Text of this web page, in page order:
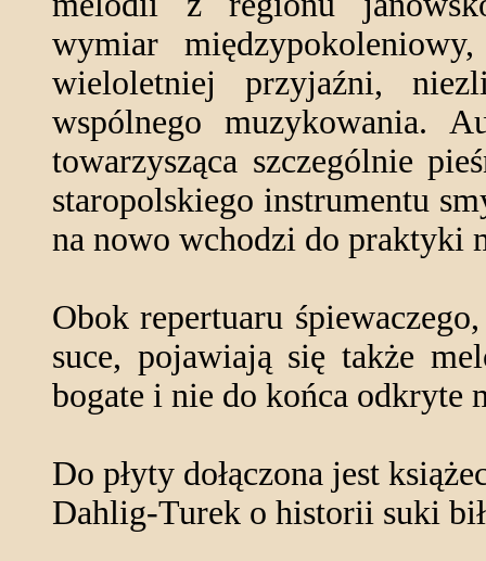
wymiar
wieloletniej przyjaźni,
wspólnego muzykowania.
towarzysząca szczególnie
staropolskiego instrumentu
na nowo wchodzi do praktyki
Obok repertuaru
suce, pojawiają się także
bogate i nie do końca odkryte
Do płyty dołączona jest
Dahlig-Turek o historii suki